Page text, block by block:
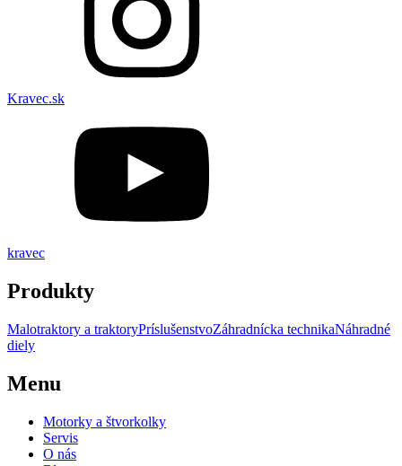
Kravec.sk
kravec
Produkty
Malotraktory a traktoryPríslušenstvoZáhradnícka technikaNáhradné
diely
Menu
Motorky a štvorkolky
Servis
O nás